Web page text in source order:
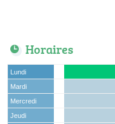
Horaires
Lundi
Mardi
Mercredi
Jeudi